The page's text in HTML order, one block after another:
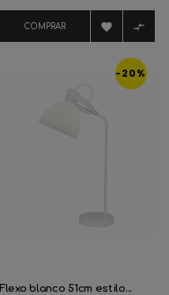
COMPRAR  
-20%
Flexo blanco 51cm estilo...